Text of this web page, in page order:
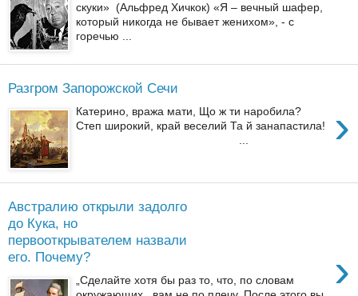
скуки» (Альфред Хичкок) «Я – вечный шафер,
который никогда не бывает женихом», - с
горечью ...
Разгром Запорожской Сечи
›
Катерино, вража мати, Що ж ти наробила?
Степ широкий, край веселий Та й занапастила!
Австралию открыли задолго
до Кука, но
первооткрывателем назвали
его. Почему?
›
„Сделайте хотя бы раз то, что, по словам